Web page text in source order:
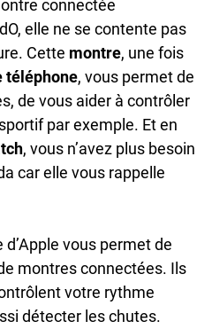
connectée
elle ne se contente pas
Cette montre, une fois
téléphone, vous permet de
de vous aider à contrôler
par exemple. Et en
, vous n’avez plus besoin
car elle vous rappelle
vous permet de
montres connectées. Ils
votre rythme
détecter les chutes.